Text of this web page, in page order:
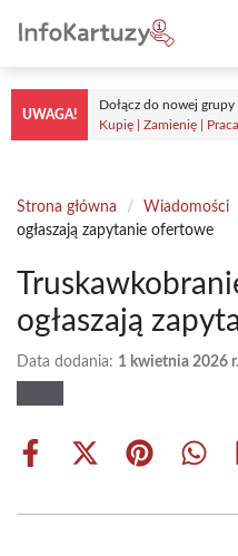
treści
UWAGA!
Dołącz do nowej grupy
Kupię | Zamienię | Praca
Strona główna / Wiadomości
ogłaszają zapytanie ofertowe
ogłaszają
Data dodania: 1 kwietnia 2026 r.
Share
Share
(Twitter)
Share Share